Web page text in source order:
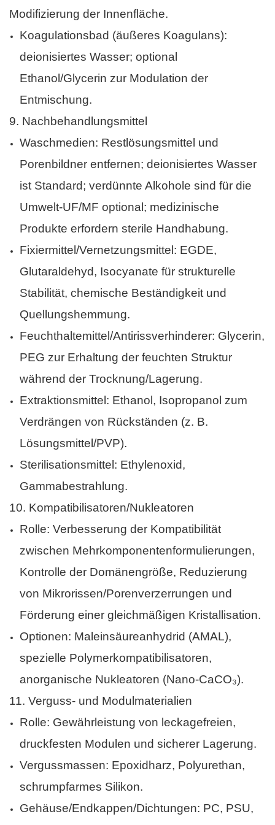
Modifizierung der Innenfläche.
Koagulationsbad (äußeres Koagulans):
deionisiertes Wasser; optional
Ethanol/Glycerin zur Modulation der
Entmischung.
9. Nachbehandlungsmittel
Waschmedien: Restlösungsmittel und
Porenbildner entfernen; deionisiertes Wasser
ist Standard; verdünnte Alkohole sind für die
Umwelt-UF/MF optional; medizinische
Produkte erfordern sterile Handhabung.
Fixiermittel/Vernetzungsmittel: EGDE,
Glutaraldehyd, Isocyanate für strukturelle
Stabilität, chemische Beständigkeit und
Quellungshemmung.
Feuchthaltemittel/Antirissverhinderer: Glycerin,
PEG zur Erhaltung der feuchten Struktur
während der Trocknung/Lagerung.
Extraktionsmittel: Ethanol, Isopropanol zum
Verdrängen von Rückständen (z. B.
Lösungsmittel/PVP).
Sterilisationsmittel: Ethylenoxid,
Gammabestrahlung.
10. Kompatibilisatoren/Nukleatoren
Rolle: Verbesserung der Kompatibilität
zwischen Mehrkomponentenformulierungen,
Kontrolle der Domänengröße, Reduzierung
von Mikrorissen/Porenverzerrungen und
Förderung einer gleichmäßigen Kristallisation.
Optionen: Maleinsäureanhydrid (AMAL),
spezielle Polymerkompatibilisatoren,
anorganische Nukleatoren (Nano-CaCO₃).
11. Verguss- und Modulmaterialien
Rolle: Gewährleistung von leckagefreien,
druckfesten Modulen und sicherer Lagerung.
Vergussmassen: Epoxidharz, Polyurethan,
schrumpfarmes Silikon.
Gehäuse/Endkappen/Dichtungen: PC, PSU,